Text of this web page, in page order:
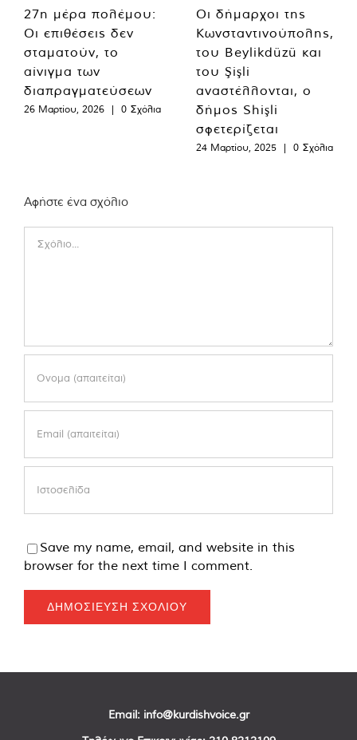
27η μέρα πολέμου:
Οι επιθέσεις δεν
σταματούν, το
αίνιγμα των
διαπραγματεύσεων
26 Μαρτίου, 2026 | 0 Σχόλια
Οι δήμαρχοι της
Κωνσταντινούπολης,
του Beylikdüzü και
του Şişli
αναστέλλονται, ο
δήμος Shişli
σφετερίζεται
24 Μαρτίου, 2025 | 0 Σχόλια
Αφήστε ένα σχόλιο
Save my name, email, and website in this
browser for the next time I comment.
Email: info@kurdishvoice.gr